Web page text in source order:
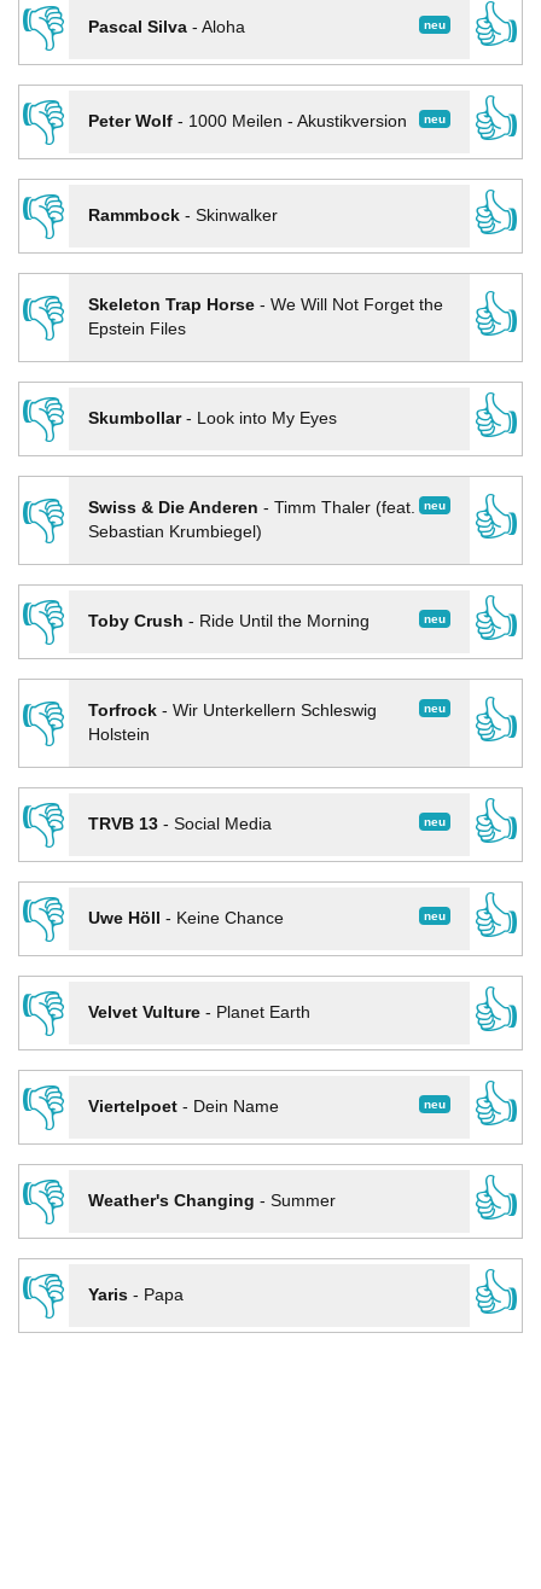
👎
neu
Pascal Silva- Aloha
👍
👎
neu
Peter Wolf- 1000 Meilen - Akustikversion
👍
👎
Rammbock- Skinwalker
👍
👎
Skeleton Trap Horse- We Will Not Forget the
Epstein Files
👍
👎
Skumbollar- Look into My Eyes
👍
👎
neu
Swiss & Die Anderen - Timm Thaler (feat.
Sebastian Krumbiegel)
👍
👎
neu
Toby Crush - Ride Until the Morning
👍
👎
neu
Torfrock- Wir Unterkellern Schleswig
Holstein
👍
👎
neu
TRVB 13- Social Media
👍
👎
neu
Uwe Höll - Keine Chance
👍
👎
Velvet Vulture- Planet Earth
👍
👎
neu
Viertelpoet- Dein Name
👍
👎
Weather's Changing - Summer
👍
👎
Yaris- Papa 👍